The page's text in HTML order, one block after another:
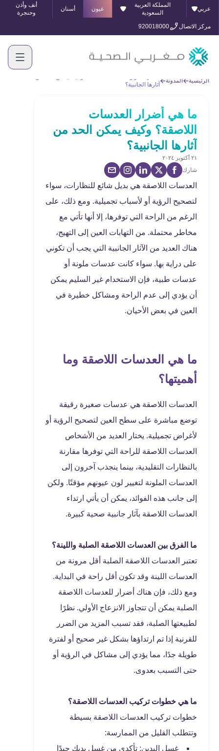
عربي
المملكة العربية
السعودية
عيون أسنان
أنف وأذن
وحنجرة
مركز الاتصال
920018000
الرئيسية المدونة
آثارها الجانبية؟
ما هي أضرار العدسات
اللاصقة؟ وكيف يمكن الحد من
آثارها الجانبية؟
٢١ أكتوبر ٢٠٢٤
شارك
العدسات اللاصقة هي بديل شائع للنظارات، سواء
لتصحيح الرؤية أو لأسباب تجميلية. ومع ذلك، على
الرغم من الراحة التي توفرها، إلا أنها تأتي مع
مخاطر محتملة. من التهابات العين إلى التهيج،
هناك العديد من الآثار الجانبية التي يجب أن تكوني
على دراية بها. سواء كانت عدسات ملونة أو
عدسات طبية، فإن الاستخدام غير السليم يمكن
أن يؤدي إلى عدم الراحة ومشاكل خطيرة في
العين في بعض الأحيان.
ما هي العدسات اللاصقة وما
أهميتها؟
العدسات اللاصقة هي عدسات صغيرة رقيقة
توضع مباشرة على سطح العين لتصحيح الرؤية أو
لأغراض تجميلية. يختار العديد من الأشخاص
العدسات اللاصقة للراحة التي توفرها مقارنة
بالنظارات التقليدية، بينما ينجذب آخرون إلى
العدسات الملونة لتغيير لون عيونهم مؤقتًا. ولكن
إلى جانب هذه الفوائد، يمكن أن يأتي ارتداء
العدسات اللاصقة بآثار جانبية صحية كبيرة.
ما الفرق بين العدسات اللاصقة الصلبة واللينة؟
تعتبر العدسات اللاصقة الصلبة أقل مرونة من
العدسات اللينة وقد تكون أقل راحة في البداية.
ومع ذلك، فإن هناك أضرار للعدسات اللاصقة
الصلبة يمكن أن تتجاوز الانزعاج الأولي. نظرًا
لطبيعتها الصلبة، فقد تسبب المزيد من الضرر
للقرنية إذا تم ارتداؤها بشكل غير صحيح أو لفترة
طويلة جدًا، مما يؤدي إلى مشاكل في الرؤية أو
حتى التسبب بعدوى.
ما هي خطوات تركيب العدسات اللاصقة؟
خطوات تركيب العدسات اللاصقة بسيطة
وتتطلب القليل من الممارسة:
غسل اليدين: تأكدي من غسل يديك جيدًا